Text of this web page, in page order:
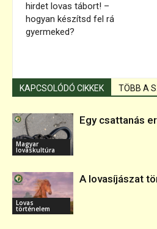
hirdet lovas tábort! –
hogyan készítsd fel rá
gyermeked?
KAPCSOLÓDÓ CIKKEK TÖBB A
Magyar
lovaskultúra
Egy csattanás
Lovas
történelem
A lovasíjászat